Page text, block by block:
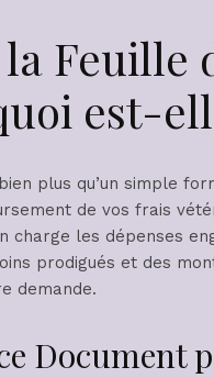
Feuille
est-
plus qu’un simple
de vos frais
charge les dépenses
prodigués et des
demande.
Document